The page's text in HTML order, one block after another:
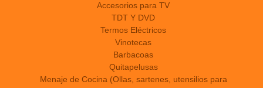
Accesorios para TV
TDT Y DVD
Termos Eléctricos
Vinotecas
Barbacoas
Quitapelusas
Menaje de Cocina (Ollas, sartenes, utensilios para